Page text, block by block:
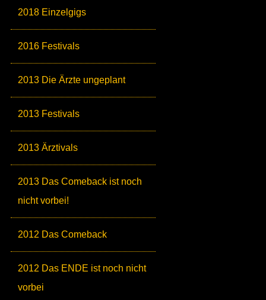
2018 Einzelgigs
2016 Festivals
2013 Die Ärzte ungeplant
2013 Festivals
2013 Ärztivals
2013 Das Comeback ist noch
nicht vorbei!
2012 Das Comeback
2012 Das ENDE ist noch nicht
vorbei